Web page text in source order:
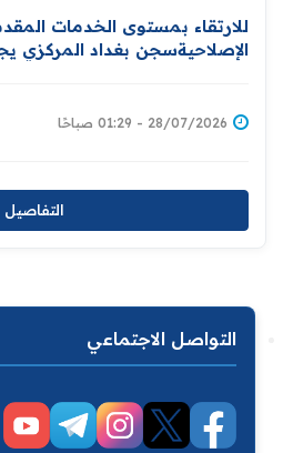
للارتقاء بمستوى الخدمات
الإصلاحيةسجن بغداد المركزي
28/07/2026 - 01:29 صباحًا
التفاصيل
التواصل الاجتماعي